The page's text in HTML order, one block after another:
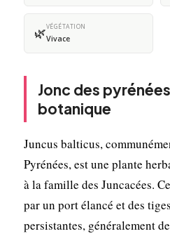
🌿VÉGÉTATION
Vivace
Jonc des
botanique
Juncus balticus,
Pyrénées, est une plante
à la famille des Juncacées.
par un port élancé et des
persistantes, généralement